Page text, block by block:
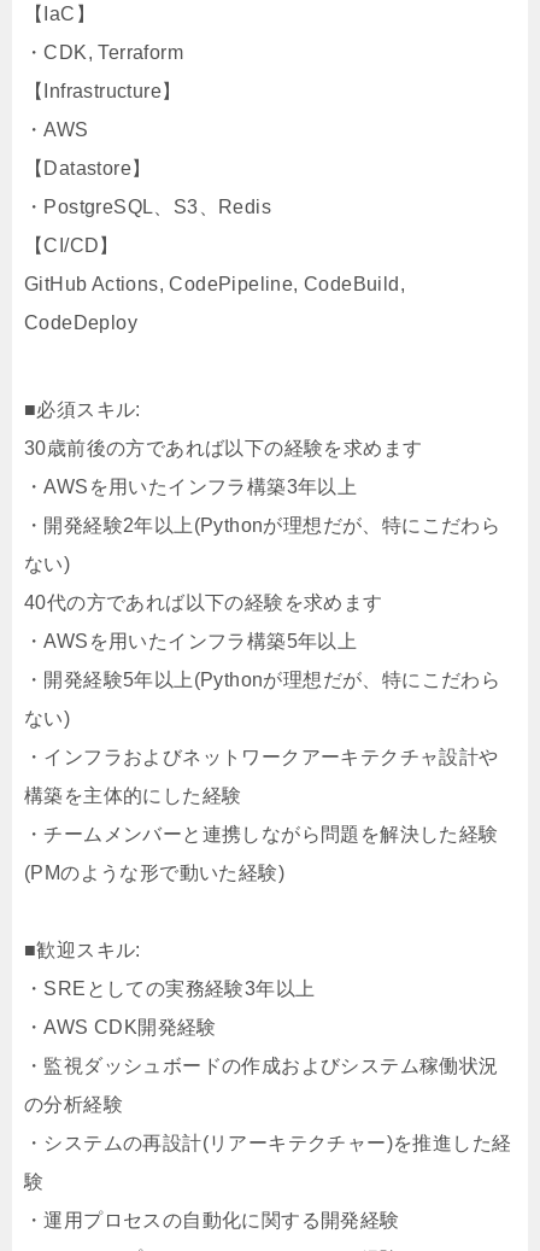
【IaC】
・CDK, Terraform
【Infrastructure】
・AWS
【Datastore】
・PostgreSQL、S3、Redis
【CI/CD】
GitHub Actions, CodePipeline, CodeBuild,
CodeDeploy
■必須スキル:
30歳前後の方であれば以下の経験を求めます
・AWSを用いたインフラ構築3年以上
・開発経験2年以上(Pythonが理想だが、特にこだわら
ない)
40代の方であれば以下の経験を求めます
・AWSを用いたインフラ構築5年以上
・開発経験5年以上(Pythonが理想だが、特にこだわら
ない)
・インフラおよびネットワークアーキテクチャ設計や
構築を主体的にした経験
・チームメンバーと連携しながら問題を解決した経験
(PMのような形で動いた経験)
■歓迎スキル:
・SREとしての実務経験3年以上
・AWS CDK開発経験
・監視ダッシュボードの作成およびシステム稼働状況
の分析経験
・システムの再設計(リアーキテクチャー)を推進した経
験
・運用プロセスの自動化に関する開発経験